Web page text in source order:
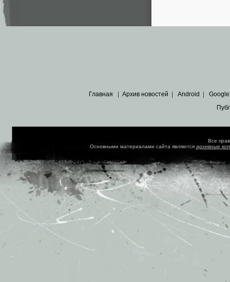
Главная | Архив новостей | Android | Google
Все
Основными материалами сайта являются архивные